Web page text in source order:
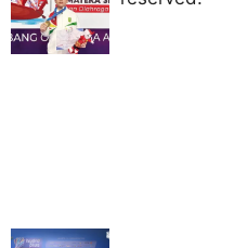
Kejuaraan